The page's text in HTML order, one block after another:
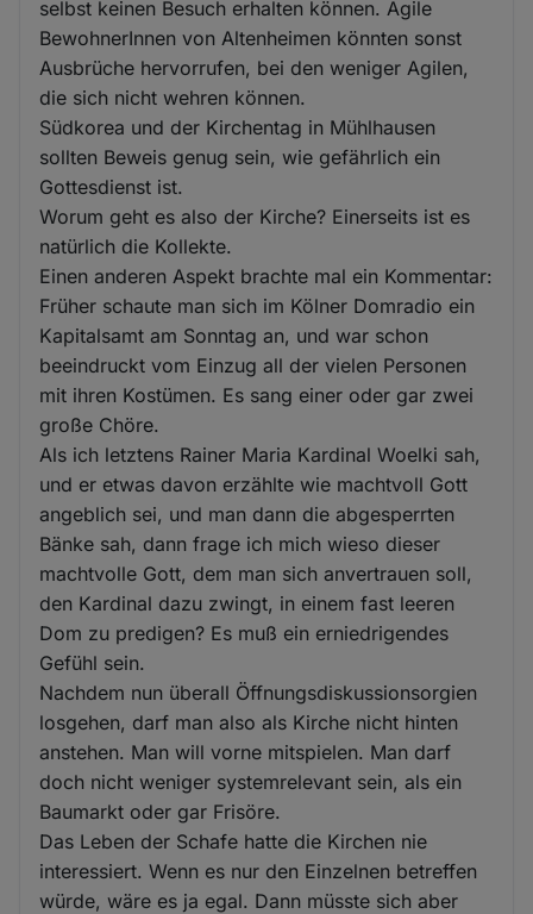
selbst keinen Besuch erhalten können. Agile
BewohnerInnen von Altenheimen könnten sonst
Ausbrüche hervorrufen, bei den weniger Agilen,
die sich nicht wehren können.
Südkorea und der Kirchentag in Mühlhausen
sollten Beweis genug sein, wie gefährlich ein
Gottesdienst ist.
Worum geht es also der Kirche? Einerseits ist es
natürlich die Kollekte.
Einen anderen Aspekt brachte mal ein Kommentar:
Früher schaute man sich im Kölner Domradio ein
Kapitalsamt am Sonntag an, und war schon
beeindruckt vom Einzug all der vielen Personen
mit ihren Kostümen. Es sang einer oder gar zwei
große Chöre.
Als ich letztens Rainer Maria Kardinal Woelki sah,
und er etwas davon erzählte wie machtvoll Gott
angeblich sei, und man dann die abgesperrten
Bänke sah, dann frage ich mich wieso dieser
machtvolle Gott, dem man sich anvertrauen soll,
den Kardinal dazu zwingt, in einem fast leeren
Dom zu predigen? Es muß ein erniedrigendes
Gefühl sein.
Nachdem nun überall Öffnungsdiskussionsorgien
losgehen, darf man also als Kirche nicht hinten
anstehen. Man will vorne mitspielen. Man darf
doch nicht weniger systemrelevant sein, als ein
Baumarkt oder gar Frisöre.
Das Leben der Schafe hatte die Kirchen nie
interessiert. Wenn es nur den Einzelnen betreffen
würde, wäre es ja egal. Dann müsste sich aber